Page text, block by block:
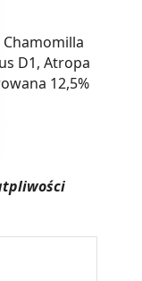
D1, Atropa
12,5%